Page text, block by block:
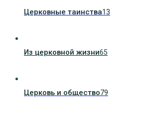
Церковные таинства13
Из церковной жизни65
Церковь и общество79